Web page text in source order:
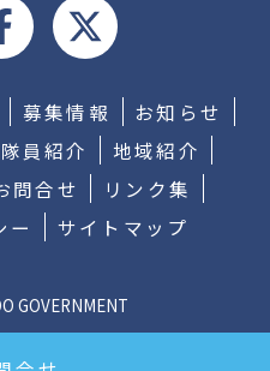
募集情報
お知らせ
隊員紹介
地域紹介
問合せ
リンク集
ー
サイトマップ
GOVERNMENT